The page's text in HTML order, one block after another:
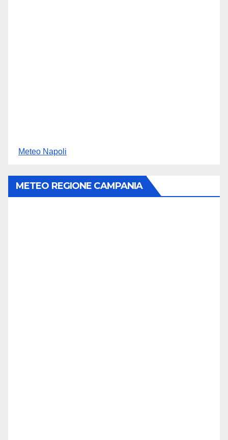
Meteo Napoli
METEO REGIONE CAMPANIA